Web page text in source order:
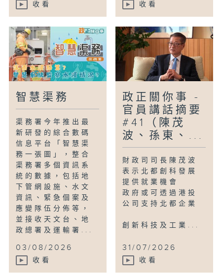
收看 收看
智慧渠務
渠務署今年推出最
新研發的綜合數碼
信息平台「智慧渠
務一張圖」，整合
渠務署多個資訊系
統的數據，包括地
下管網設施、水文
資訊、緊急個案及
應變隊伍分佈等，
並接收天文台、地
政總署及運輸署...
03/08/2026
收看
政正關你事 -
官員講話摘要
#41（陳茂
波、孫東、...
財政司司長陳茂波
表示北都創科發展
提供就業機會
政府或可透過港投
公司支持北都企業
創新科技及工業...
31/07/2026
收看